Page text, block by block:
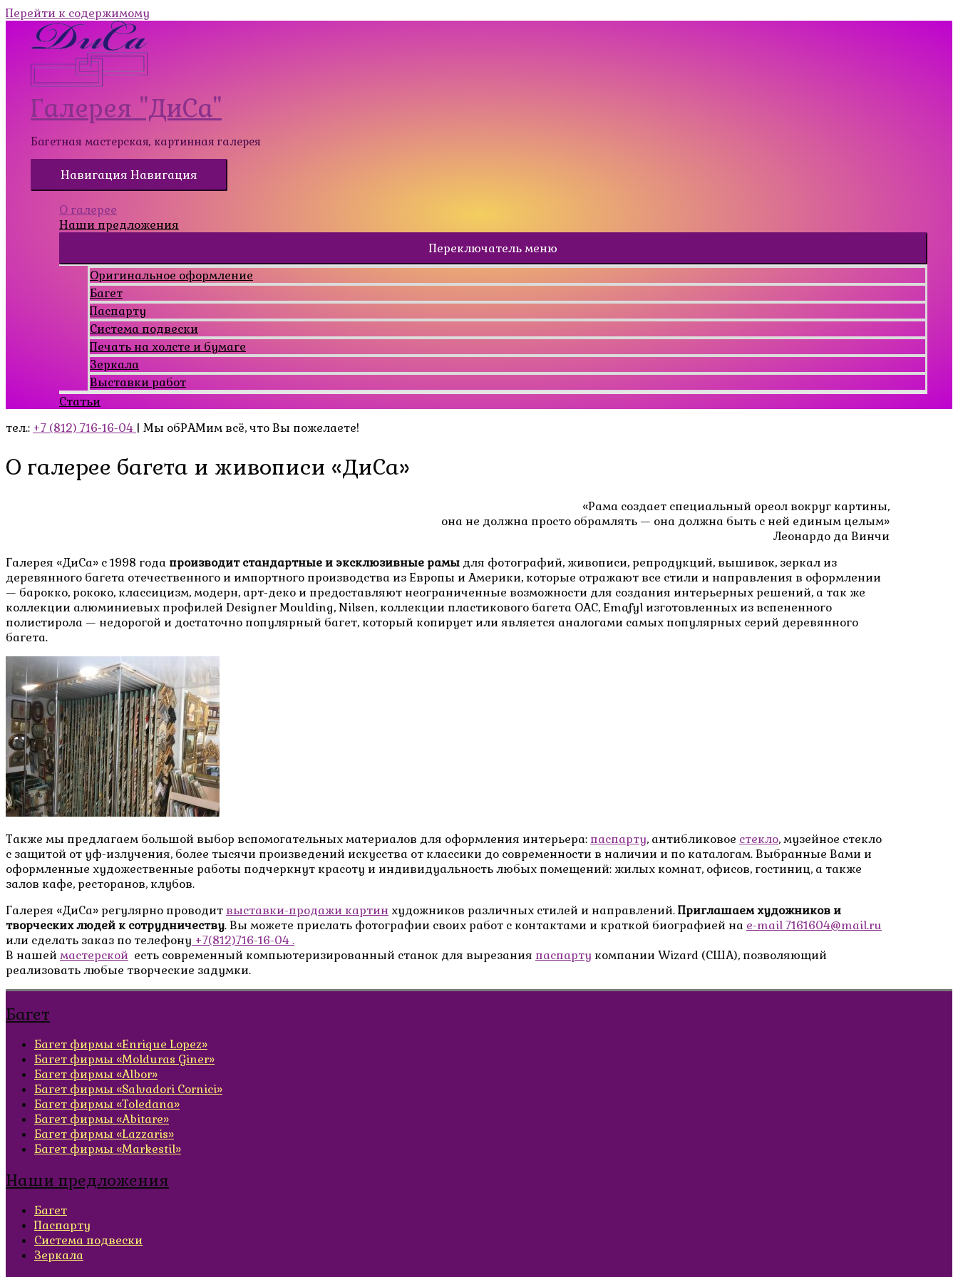
Перейти к содержимому
Галерея "ДиСа"
Багетная мастерская, картинная галерея
Навигация Навигация
О галерее
Наши предложения
Переключатель меню
Оригинальное оформление
Багет
Паспарту
Система подвески
Печать на холсте и бумаге
Зеркала
Выставки работ
Статьи
тел.: +7 (812) 716-16-04 | Мы обРАМим всё, что Вы пожелаете!
О галерее багета и живописи «ДиСа»
«Рама создает специальный ореол вокруг картины,
она не должна просто обрамлять — она должна быть с ней единым целым»
Леонардо да Винчи
Галерея «ДиСа» c 1998 года производит стандартные и эксклюзивные рамы для фотографий, живописи, репродукций, вышивок, зеркал из
деревянного багета отечественного и импортного производства из Европы и Америки, которые отражают все стили и направления в оформлении
— барокко, рококо, классицизм, модерн, арт-деко и предоставляют неограниченные возможности для создания интерьерных решений, а так же
коллекции алюминиевых профилей Designer Moulding, Nilsen, коллекции пластикового багета OAC, Emafyl изготовленных из вспененного
полистирола — недорогой и достаточно популярный багет, который копирует или является аналогами самых популярных серий деревянного
багета.
Также мы предлагаем большой выбор вспомогательных материалов для оформления интерьера: паспарту, антибликовое стекло, музейное стекло
с защитой от уф-излучения, более тысячи произведений искусства от классики до современности в наличии и по каталогам. Выбранные Вами и
оформленные художественные работы подчеркнут красоту и индивидуальность любых помещений: жилых комнат, офисов, гостиниц, а также
залов кафе, ресторанов, клубов.
Галерея «ДиСа» регулярно проводитвыставки-продажи картин художников различных стилей и направлений.Приглашаем художников и
творческих людей к сотрудничеству. Вы можете прислать фотографии своих работ с контактами и краткой биографией на e-mail 7161604@mail.ru
или сделать заказ по телефону +7(812)716-16-04 .
В нашей мастерской есть современный компьютеризированный станок для вырезания паспарту компании Wizard (США), позволяющий
реализовать любые творческие задумки.
Багет
Багет фирмы «Enrique Lopez»
Багет фирмы «Molduras Giner»
Багет фирмы «Albor»
Багет фирмы «Salvadori Cornici»
Багет фирмы «Toledana»
Багет фирмы «Abitare»
Багет фирмы «Lazzaris»
Багет фирмы «Markestil»
Наши предложения
Багет
Паспарту
Система подвески
Зеркала